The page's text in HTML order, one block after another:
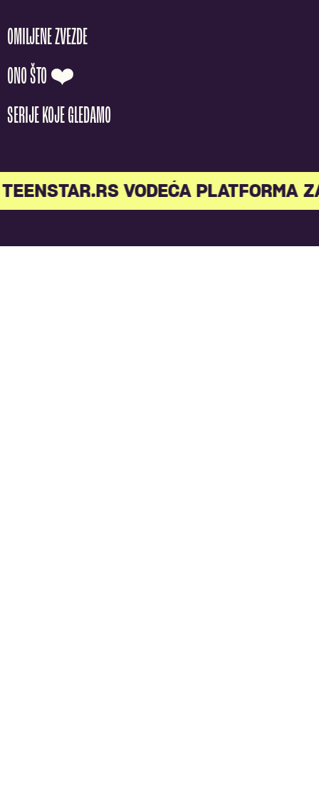
OMILJENE ZVEZDE
ONO ŠTO ❤️
SERIJE KOJE GLEDAMO
VODEĆA PLATFORMA